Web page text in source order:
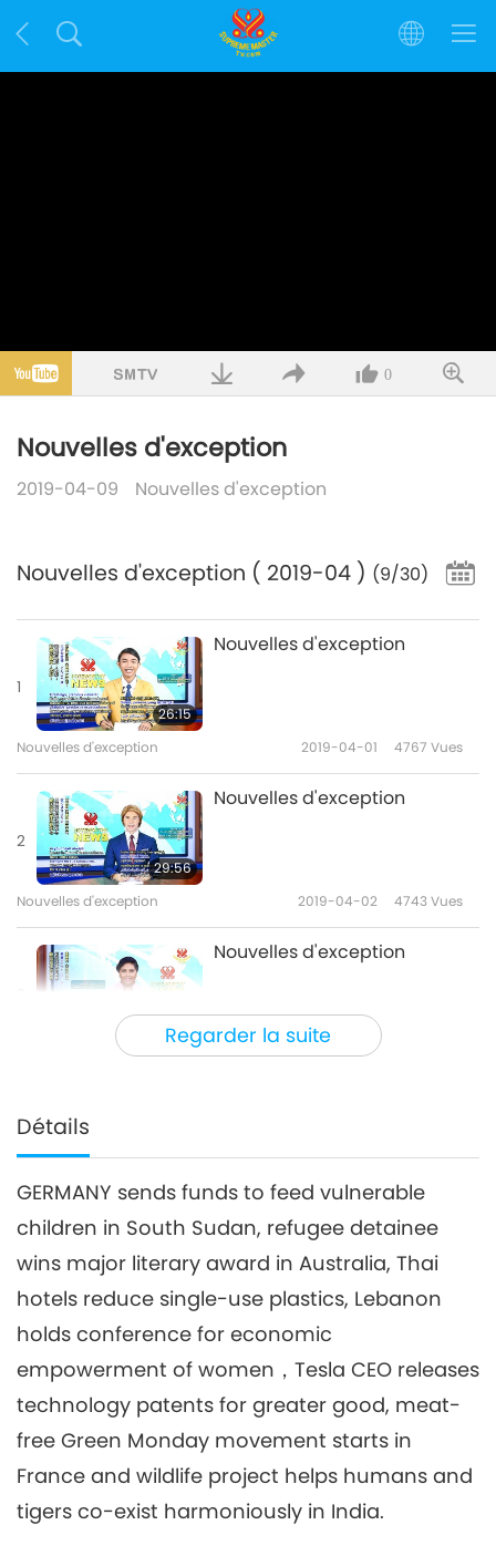
0
Nouvelles d'exception
2019-04-09 Nouvelles d'exception
Regarder la suite
Nouvelles d'exception ( 2019-04 ) (9/30)
1
26:15
Nouvelles d'exception
Nouvelles d'exception 2019-04-01 4767 Vues
2
29:56
Nouvelles d'exception
Nouvelles d'exception 2019-04-02 4743Vues
25:20
Nouvelles d'exception
Nouvelles d'exception 2019-04-03
4
5
28:05
Nouvelles d'exception
Nouvelles d'exception 2019-04-05 4599Vues
27:36
Nouvelles d'exception
Nouvelles d'exception 2019-04-06
Détails
GERMANY sends funds to feed vulnerable
children in South Sudan, refugee detainee
wins major literary award in Australia, Thai
hotels reduce single-use plastics, Lebanon
holds conference for economic
empowerment of women，Tesla CEO releases
technology patents for greater good, meat-
free Green Monday movement starts in
France and wildlife project helps humans and
tigers co-exist harmoniously in India.